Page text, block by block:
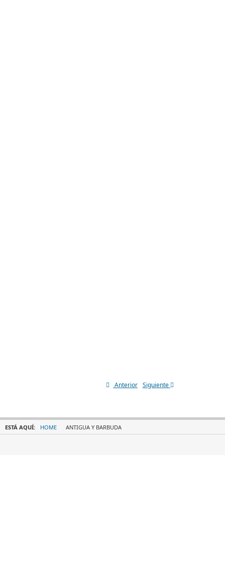
Anterior Siguiente
ESTÁ AQUÍ: HOME ANTIGUA Y BARBUDA